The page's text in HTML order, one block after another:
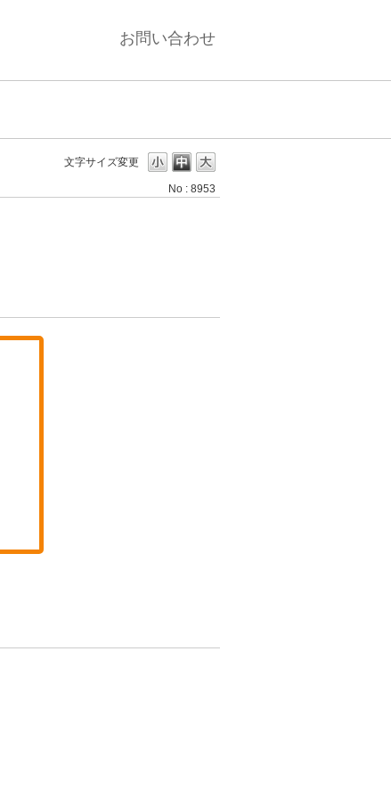
お問い合わせ
文字サイズ変更
No : 8953